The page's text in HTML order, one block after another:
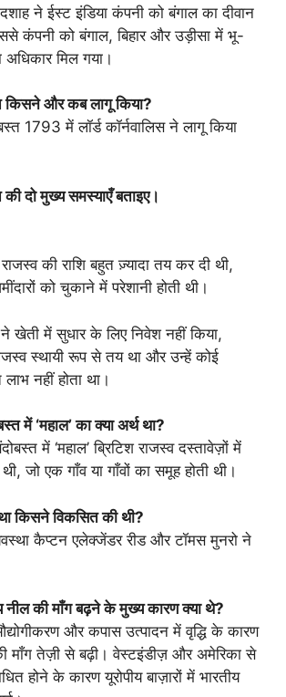
ने ईस्ट इंडिया कंपनी को बंगाल का दीवान
कंपनी को बंगाल, बिहार और उड़ीसा में भू-
मिल गया।
किसने और कब लागू किया?
1793 में लॉर्ड कॉर्नवालिस ने लागू किया
की दो मुख्य समस्याएँ बताइए।
की राशि बहुत ज़्यादा तय कर दी थी,
को चुकाने में परेशानी होती थी।
ने खेती में सुधार के लिए निवेश नहीं किया,
स्थायी रूप से तय था और उन्हें कोई
लाभ नहीं होता था।
में ‘महाल’ का क्या अर्थ था?
में ‘महाल’ ब्रिटिश राजस्व दस्तावेज़ों में
जो एक गाँव या गाँवों का समूह होती थी।
किसने विकसित की थी?
कैप्टन एलेक्जेंडर रीड और टॉमस मुनरो ने
नील की माँग बढ़ने के मुख्य कारण क्या थे?
और कपास उत्पादन में वृद्धि के कारण
माँग तेज़ी से बढ़ी। वेस्टइंडीज़ और अमेरिका से
होने के कारण यूरोपीय बाज़ारों में भारतीय